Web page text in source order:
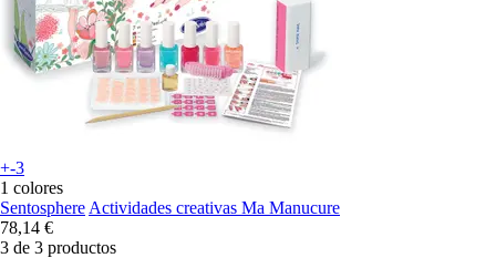
+-3
1 colores
Sentosphere Actividades creativas Ma Manucure
78,14 €
3 de 3 productos